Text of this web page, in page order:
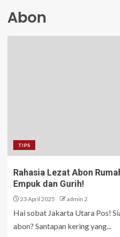
Abon
TIPS
Rahasia Lezat Abon
Empuk dan Gurih!
23 April 2025 admin 2
Hai sobat Jakarta Utara Pos!
abon? Santapan kering yang...